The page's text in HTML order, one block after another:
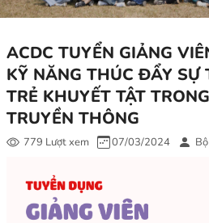
ACDC TUYỂN GIẢNG
KỸ NĂNG THÚC ĐẨY SỰ
TRẺ KHUYẾT TẬT
TRUYỀN THÔNG
779 Lượt xem 07/03/2024